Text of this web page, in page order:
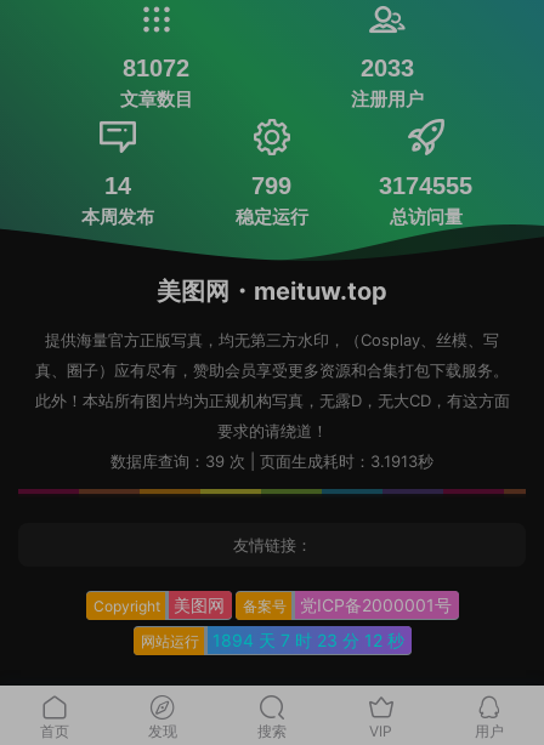
81072
文章数目
2033
注册用户
14
本周发布
799
稳定运行
3174555
总访问量
美图网・meituw.top
提供海量官方正版写真，均无第三方水印，（Cosplay、丝模、写
真、圈子）应有尽有，赞助会员享受更多资源和合集打包下载服务。
此外！本站所有图片均为正规机构写真，无露D，无大CD，有这方面
要求的请绕道！
数据库查询：39 次 | 页面生成耗时：3.1913秒
友情链接：
Copyright 美图网 备案号 党ICP备2000001号
网站运行 1894 天 7 时 23 分 14 秒
首页 发现 搜索 VIP 用户